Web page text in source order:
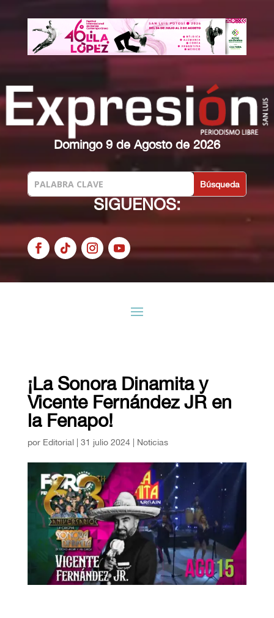
Domingo 9 de Agosto de 2026
SIGUENOS:
¡La Sonora Dinamita y
Vicente Fernández JR en
la Fenapo!
por Editorial| 31 julio 2024| Noticias